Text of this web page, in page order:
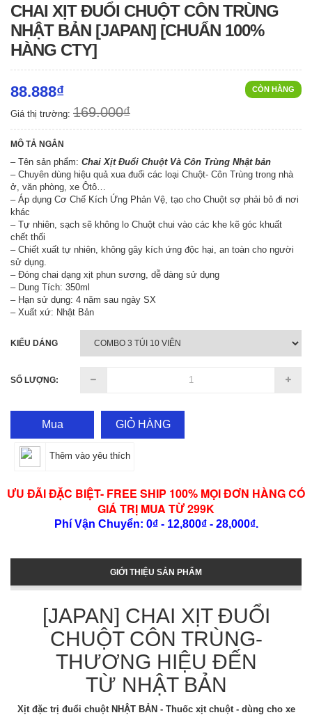
CHAI XỊT ĐUỔI CHUỘT CÔN TRÙNG
NHẬT BẢN [JAPAN] [CHUẨN 100%
HÀNG CTY]
CÒN HÀNG
88.888₫
Giá thị trường: 169.000₫
MÔ TẢ NGẮN
– Tên sản phẩm: Chai Xịt Đuổi Chuột Và Côn Trùng Nhật bản
– Chuyên dùng hiệu quả xua đuổi các loại Chuột- Côn Trùng trong nhà
ở, văn phòng, xe Ôtô…
– Áp dụng Cơ Chế Kích Ứng Phản Vệ, tạo cho Chuột sợ phải bỏ đi nơi
khác
– Tự nhiên, sạch sẽ không lo Chuột chui vào các khe kẽ góc khuất
chết thối
– Chiết xuất tự nhiên, không gây kích ứng độc hại, an toàn cho người
sử dụng.
– Đóng chai dạng xịt phun sương, dễ dàng sử dụng
– Dung Tích: 350ml
– Hạn sử dụng: 4 năm sau ngày SX
– Xuất xứ: Nhật Bản
KIỂU DÁNG
SỐ LƯỢNG:
Mua GIỎ HÀNG
Thêm vào yêu thích
ƯU ĐÃI ĐẶC BIỆT- FREE SHIP 100% MỌI ĐƠN HÀNG CÓ
GIÁ TRỊ MUA TỪ 299K
Phí Vận Chuyển: 0₫ - 12,800₫ - 28,000₫.
GIỚI THIỆU SẢN PHẨM
[JAPAN] CHAI XỊT ĐUỔI
CHUỘT CÔN TRÙNG-
THƯƠNG HIỆU ĐẾN
TỪ NHẬT BẢN
Xịt đặc trị đuổi chuột NHẬT BẢN - Thuốc xịt chuột - dùng cho xe